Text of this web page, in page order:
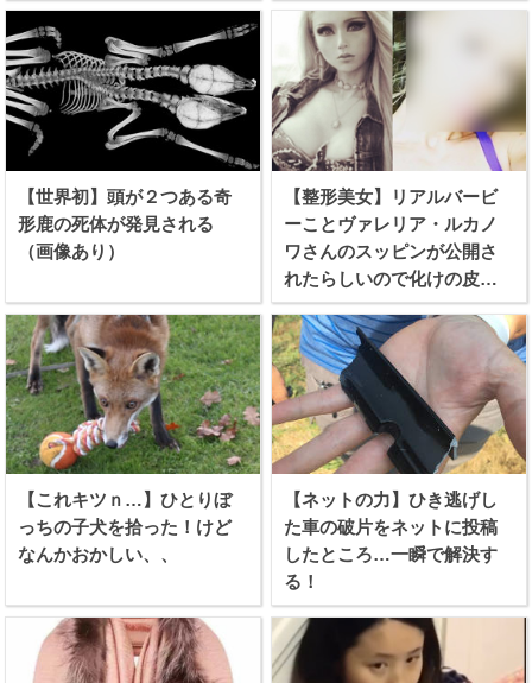
【世界初】頭が２つある奇
形鹿の死体が発見される
（画像あり）
【整形美女】リアルバービ
ーことヴァレリア・ルカノ
ワさんのスッピンが公開さ
れたらしいので化けの皮を
剥ぐつもりで見てみたぞ！
【これキツｎ…】ひとりぼ
っちの子犬を拾った！けど
なんかおかしい、、
【ネットの力】ひき逃げし
た車の破片をネットに投稿
したところ…一瞬で解決す
る！